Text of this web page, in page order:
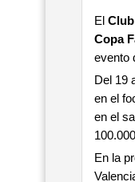
El
Copa
evento
Del 19
en el
en el
En la